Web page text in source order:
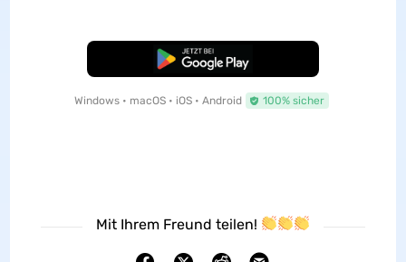
Kostenloser Download
Windows • macOS • iOS • Android 100% sicher
Mit Ihrem Freund teilen!